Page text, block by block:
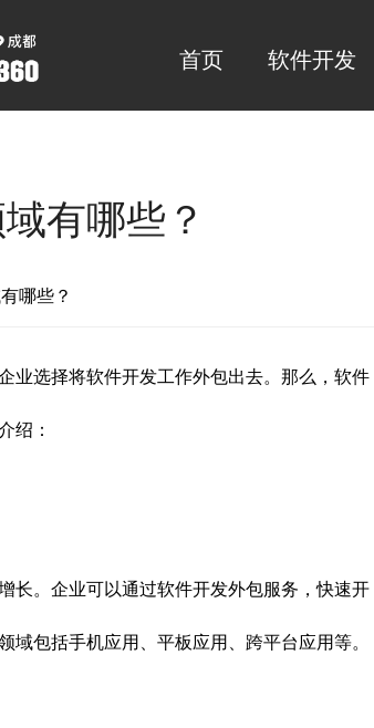
首页 软件开发
有哪些？
哪些？
业选择将软件开发工作外包出去。那么，软件
绍：
长。企业可以通过软件开发外包服务，快速开
包括手机应用、平板应用、跨平台应用等。